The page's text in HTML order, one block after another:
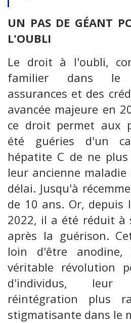
UN PAS DE GÉANT
L'OUBLI
Le droit à l'oubli,
familier dans le
assurances et des
avancée majeure en
ce droit permet aux
été guéries d'un
hépatite C de ne
leur ancienne
délai. Jusqu'à
de 10 ans. Or, depuis
2022, il a été réduit à
après la guérison.
loin d'être anodine,
véritable révolution
d'individus,
réintégration plus
stigmatisante dans le